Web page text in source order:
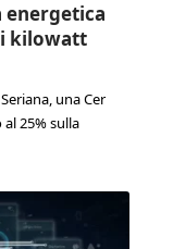
energetica
kilowatt
una Cer
25% sulla